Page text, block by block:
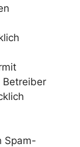
Betreiber
Spam-